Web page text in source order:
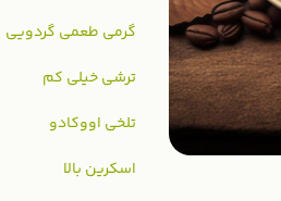
گرمی طعمی گردویی
ترشی خیلی کم
تلخی اووکادو
اسکرین بالا